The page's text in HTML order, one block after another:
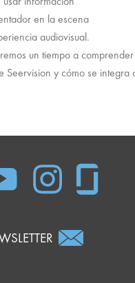
en la escena
audiovisual.
un tiempo a comprender
Seervision y cómo se integra